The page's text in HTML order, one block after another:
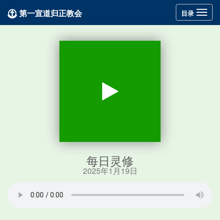
Toggle
navigation
目录
第一宣道归正教会
每日灵修
2025年1月19日